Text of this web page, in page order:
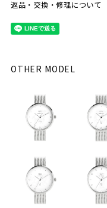
返品・交換・修理について
OTHER MODEL